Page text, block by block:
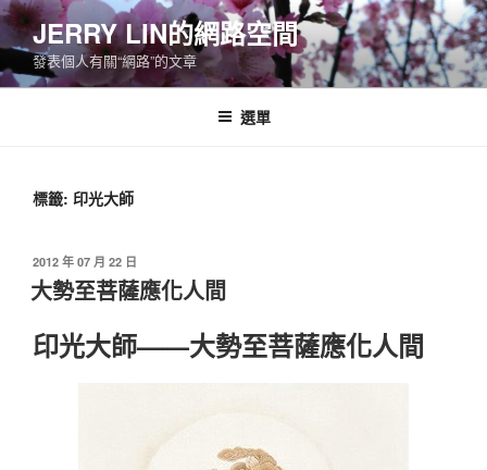
跳
至
主
要
JERRY LIN的網路空間
發表個人有關“網路”的文章
選單
標籤: 印光大師
發
佈
於
2012 年 07 月 22 日
大勢至菩薩應化人間
印光大師——大勢至菩薩應化人間